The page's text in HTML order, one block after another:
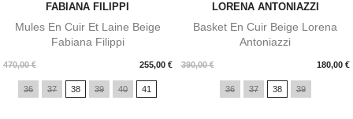
FABIANA FILIPPI
Mules En Cuir Et Laine Beige
Fabiana Filippi
470,00 € 255,00 €
Prix
36 37 38 39 40 41
LORENA ANTONIAZZI
Basket En Cuir Beige Lorena
Antoniazzi
390,00 € 180,00 €
Prix
36 37 38 39